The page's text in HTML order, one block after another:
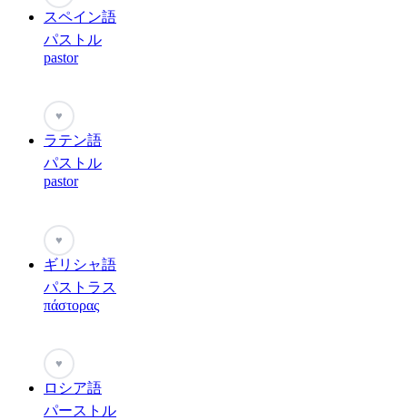
スペイン語
パストル
pastor
♥
ラテン語
パストル
pastor
♥
ギリシャ語
パストラス
πάστορας
♥
ロシア語
パーストル